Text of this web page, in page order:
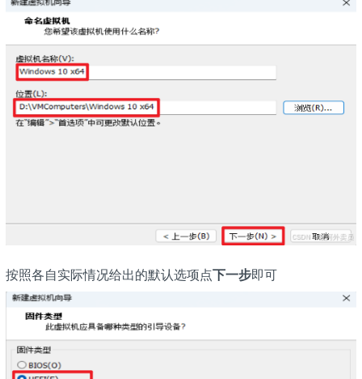
按照各自实际情况给出的默认选项点下一步即可